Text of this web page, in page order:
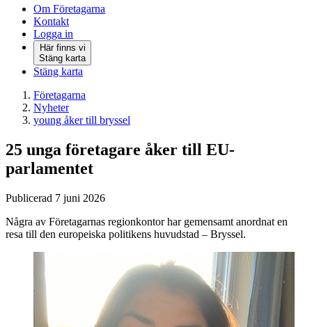
Om Företagarna
Kontakt
Logga in
Här finns vi
Stäng karta
Stäng karta
Företagarna
Nyheter
young åker till bryssel
25 unga företagare åker till EU-
parlamentet
Publicerad 7 juni 2026
Några av Företagarnas regionkontor har gemensamt anordnat en
resa till den europeiska politikens huvudstad – Bryssel.